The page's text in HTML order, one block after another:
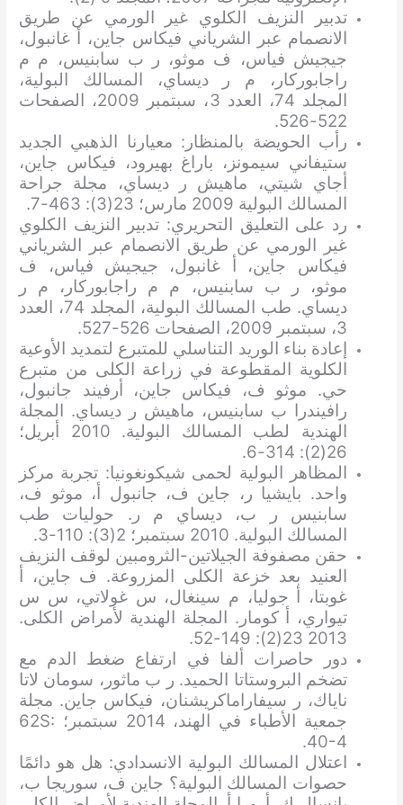
تدبير النزيف الكلوي غير الورمي عن طريق
الانصمام عبر الشرياني فيكاس جاين، أ غانبول،
جيجيش فياس، ف موثو، ر ب سابنيس، م م
راجابوركار، م ر ديساي، المسالك البولية،
المجلد 74، العدد 3، سبتمبر 2009، الصفحات
522-526.
رأب الحويضة بالمنظار: معيارنا الذهبي الجديد
ستيفاني سيمونز، باراغ بهيرود، فيكاس جاين،
أجاي شيتي، ماهيش ر ديساي، مجلة جراحة
المسالك البولية 2009 مارس؛ 23(3): 463-7.
رد على التعليق التحريري: تدبير النزيف الكلوي
غير الورمي عن طريق الانصمام عبر الشرياني
فيكاس جاين، أ غانبول، جيجيش فياس، ف
موثو، ر ب سابنيس، م م راجابوركار، م ر
ديساي. طب المسالك البولية، المجلد 74، العدد
3، سبتمبر 2009، الصفحات 526-527.
إعادة بناء الوريد التناسلي للمتبرع لتمديد الأوعية
الكلوية المقطوعة في زراعة الكلى من متبرع
حي. موثو ف، فيكاس جاين، أرفيند جانبول،
رافيندرا ب سابنيس، ماهيش ر ديساي. المجلة
الهندية لطب المسالك البولية. 2010 أبريل؛
26(2): 314-6.
المظاهر البولية لحمى شيكونغونيا: تجربة مركز
واحد. بايشيا ر، جاين ف، جانبول أ، موثو ف،
سابنيس ر ب، ديساي م ر. حوليات طب
المسالك البولية. 2010 سبتمبر؛ 2(3): 110-3.
حقن مصفوفة الجيلاتين-الثرومبين لوقف النزيف
العنيد بعد خزعة الكلى المزروعة. ف جاين، أ
غوبتا، أ جوليا، م سينغال، س غولاتي، س س
تيواري، أ كومار. المجلة الهندية لأمراض الكلى.
2013 23(2): 149-52.
دور حاصرات ألفا في ارتفاع ضغط الدم مع
تضخم البروستاتا الحميد. ر ب ماثور، سومان لاتا
ناياك، ر سيفاراماكريشنان، فيكاس جاين. مجلة
جمعية الأطباء في الهند، 2014 سبتمبر؛ 62S:
40-4.
اعتلال المسالك البولية الانسدادي: هل هو دائمًا
حصوات المسالك البولية؟ جاين ف، سوريجا ب،